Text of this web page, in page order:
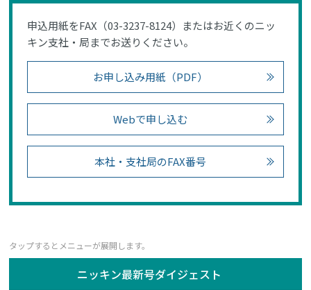
申込用紙をFAX（03-3237-8124）またはお近くのニッ
キン支社・局までお送りください。
お申し込み用紙（PDF）
Webで申し込む
本社・支社局のFAX番号
ニッキン最新号ダイジェスト